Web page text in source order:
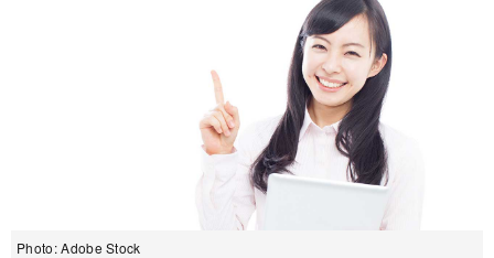
Photo: Adobe Stock